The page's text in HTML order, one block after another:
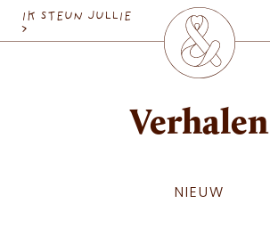
MaatschapWij
IK STEUN JULLIE
>
Verhalen
NIEUW